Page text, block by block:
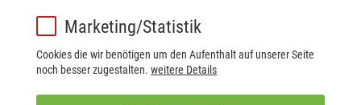
Marketing/Statistik
Cookies die wir benötigen um den Aufenthalt auf unserer Seite
noch besser zugestalten. weitere Details